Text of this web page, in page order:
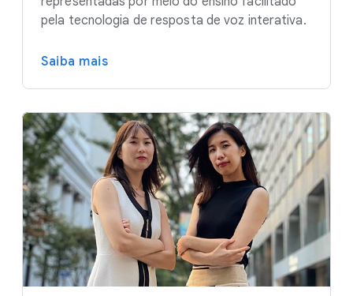
pela tecnologia de resposta de voz interativa.
Saiba mais